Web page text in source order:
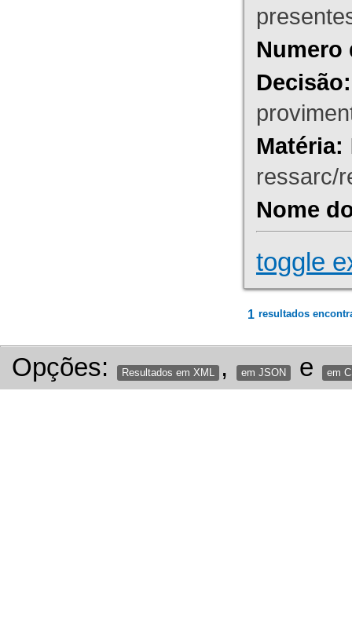
Numero
Decisão:
Matéria:
ressarc/
Nome
toggle
1 resultados
Opções: Resultados em XML , em JSON e em